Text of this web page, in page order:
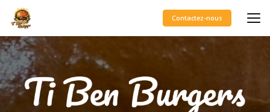
contenu
principal
Contactez-nous